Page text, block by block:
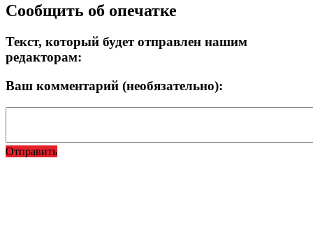
Сообщить об опечатке
Текст, который будет отправлен нашим
редакторам:
Ваш комментарий (необязательно):
Отправить